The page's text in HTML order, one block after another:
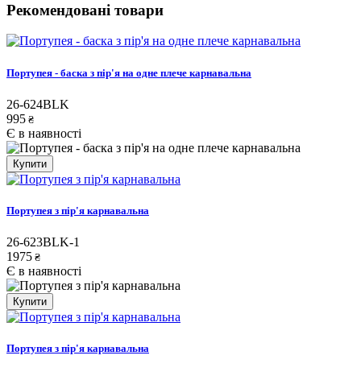
Рекомендовані товари
Портупея - баска з пір'я на одне плече карнавальна
26-624BLK
995 ₴
Є в наявності
Купити
Портупея з пір'я карнавальна
26-623BLK-1
1975 ₴
Є в наявності
Купити
Портупея з пір'я карнавальна